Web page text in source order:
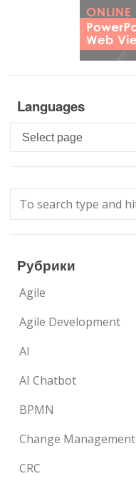
Languages
Languages
Рубрики
Agile
Agile Development
AI
AI Chatbot
BPMN
Change Management
CRC